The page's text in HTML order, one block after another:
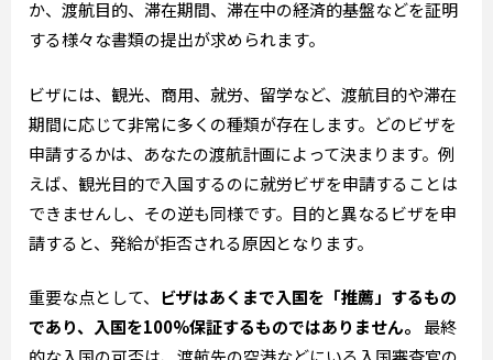
か、渡航目的、滞在期間、滞在中の経済的基盤などを証明
する様々な書類の提出が求められます。
ビザには、観光、商用、就労、留学など、渡航目的や滞在
期間に応じて非常に多くの種類が存在します。どのビザを
申請するかは、あなたの渡航計画によって決まります。例
えば、観光目的で入国するのに就労ビザを申請することは
できませんし、その逆も同様です。目的と異なるビザを申
請すると、発給が拒否される原因となります。
重要な点として、 ビザはあくまで入国を「推薦」するもの
であり、入国を100%保証するものではありません。
最終